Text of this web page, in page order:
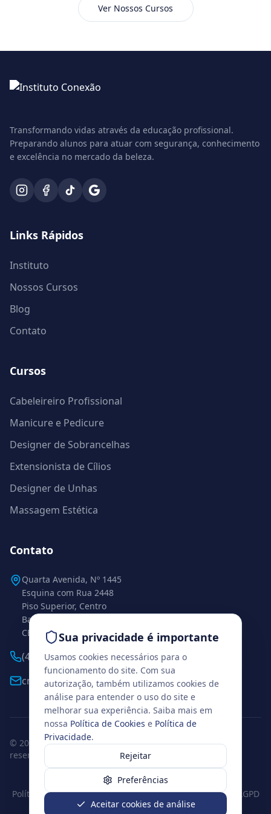
Ver Nossos Cursos
Transformando vidas através da educação profissional.
Preparando alunos para atuar com segurança, conhecimento
e excelência no mercado da beleza.
Links Rápidos
Instituto
Nossos Cursos
Blog
Contato
Cursos
Cabeleireiro Profissional
Manicure e Pedicure
Designer de Sobrancelhas
Extensionista de Cílios
Designer de Unhas
Massagem Estética
Contato
Quarta Avenida, Nº 1445
Esquina com Rua 2448
Piso Superior, Centro
Balneário Camboriú – SC
CEP 88338-112
(47) 99271-0925
cml.conexaobc@gmail.com
© 2026 www.institutoconexao.com.br. Todos os direitos
reservados.
Balneário Camboriú, Santa Catarina
Política de PrivacidadeTermos de UsoPolítica de Cookies
LGPD
Preferências de cookies
Sua privacidade é importante
Usamos cookies necessários para o
funcionamento do site. Com sua
autorização, também utilizamos cookies de
análise para entender o uso do site e
melhorar sua experiência. Saiba mais em
nossa Política de Cookies e Política de
Privacidade.
Rejeitar
Preferências
Aceitar cookies de análise